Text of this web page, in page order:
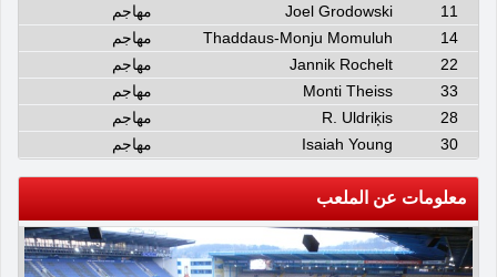
11
Joel Grodowski
مهاجم
14
Thaddaus-Monju Momuluh
مهاجم
22
Jannik Rochelt
مهاجم
33
Monti Theiss
مهاجم
28
R. Uldriķis
مهاجم
30
Isaiah Young مهاجم
معلومات عن الملعب